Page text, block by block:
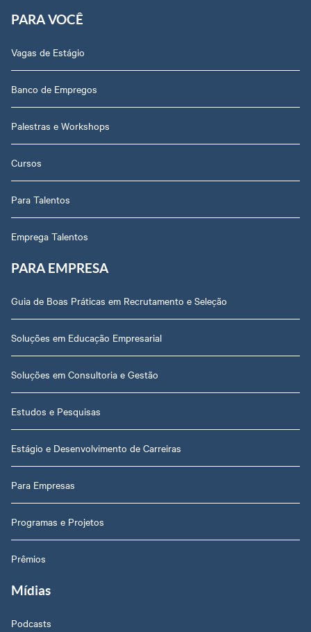
PARA VOCÊ
Vagas de Estágio
Banco de Empregos
Palestras e Workshops
Cursos
Para Talentos
Emprega Talentos
PARA EMPRESA
Guia de Boas Práticas em Recrutamento e Seleção
Soluções em Educação Empresarial
Soluções em Consultoria e Gestão
Estudos e Pesquisas
Estágio e Desenvolvimento de Carreiras
Para Empresas
Programas e Projetos
Prêmios
Mídias
Podcasts